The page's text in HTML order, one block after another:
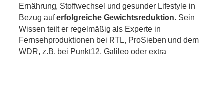
Ernährung, Stoffwechsel und gesunder Lifestyle in
Bezug auferfolgreiche Gewichtsreduktion. Sein
Wissen teilt er regelmäßig als Experte in
Fernsehproduktionen bei RTL, ProSieben und dem
WDR, z.B. bei Punkt12, Galileo oder extra.